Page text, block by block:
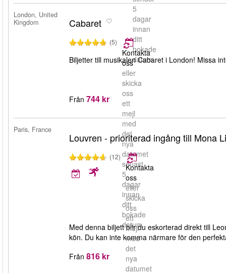
5
dagar
innan
ditt
bokade
datum.
London, United
Kingdom
Cabaret
(5)
Kontakta
oss
eller
skicka
oss
ett
mejl
med
det
nya
datumet
senast
5
dagar
innan
ditt
bokade
datum.
Biljetter till musikalen Cabaret i London! Missa
Från 744 kr
Paris, France
Louvren - prioriterad ingång till Mona
(12)
Kontakta
oss
eller
skicka
oss
ett
mejl
med
det
nya
datumet
Med denna biljett blir du eskorterad direkt till
kön. Du kan inte komma närmare för den
Från 816 kr